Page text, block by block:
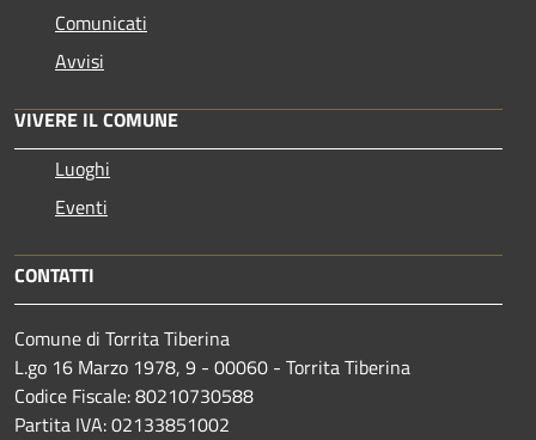
Comunicati
Avvisi
VIVERE IL COMUNE
Luoghi
Eventi
CONTATTI
Comune di Torrita Tiberina
L.go 16 Marzo 1978, 9 - 00060 - Torrita Tiberina
Codice Fiscale: 80210730588
Partita IVA: 02133851002